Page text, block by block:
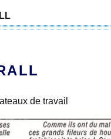
de travail